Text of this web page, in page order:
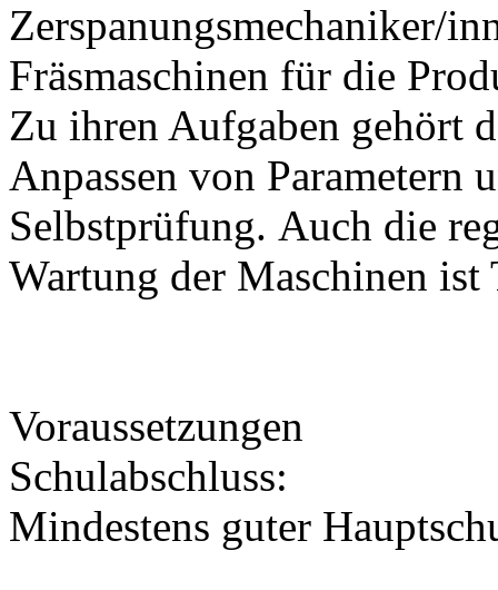
Zerspanungsmechaniker/
Fräsmaschinen für die
Zu ihren Aufgaben gehört
Anpassen von Parametern
Selbstprüfung. Auch die
Wartung der Maschinen ist
Voraussetzungen
Schulabschluss:
Mindestens guter